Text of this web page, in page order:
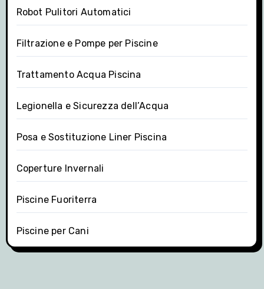
Robot Pulitori Automatici
Filtrazione e Pompe per Piscine
Trattamento Acqua Piscina
Legionella e Sicurezza dell’Acqua
Posa e Sostituzione Liner Piscina
Coperture Invernali
Piscine Fuoriterra
Piscine per Cani